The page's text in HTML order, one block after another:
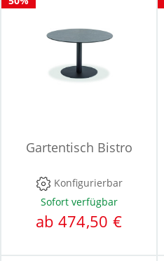
Gartentisch Bistro
Konfigurierbar
Sofort verfügbar
ab 474,50 €